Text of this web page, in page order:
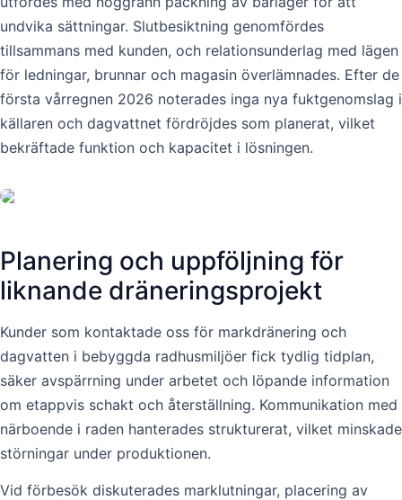
undvika sättningar. Slutbesiktning genomfördes
tillsammans med kunden, och relationsunderlag med lägen
för ledningar, brunnar och magasin överlämnades. Efter de
första vårregnen 2026 noterades inga nya fuktgenomslag i
källaren och dagvattnet fördröjdes som planerat, vilket
bekräftade funktion och kapacitet i lösningen.
Planering och uppföljning för
liknande dräneringsprojekt
Kunder som kontaktade oss för markdränering och
dagvatten i bebyggda radhusmiljöer fick tydlig tidplan,
säker avspärrning under arbetet och löpande information
om etappvis schakt och återställning. Kommunikation med
närboende i raden hanterades strukturerat, vilket minskade
störningar under produktionen.
Vid förbesök diskuterades marklutningar, placering av